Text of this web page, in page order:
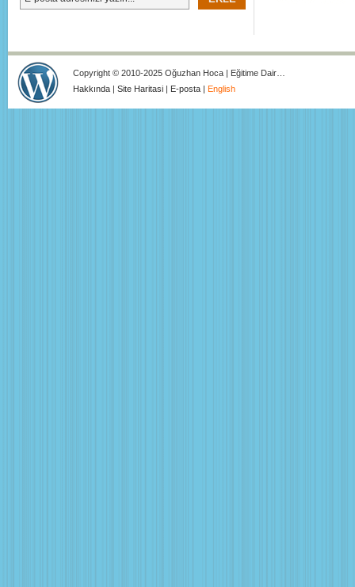
Copyright © 2010-2025 Oğuzhan Hoca | Eğitime Dair…
Hakkında | Site Haritasi | E-posta | English